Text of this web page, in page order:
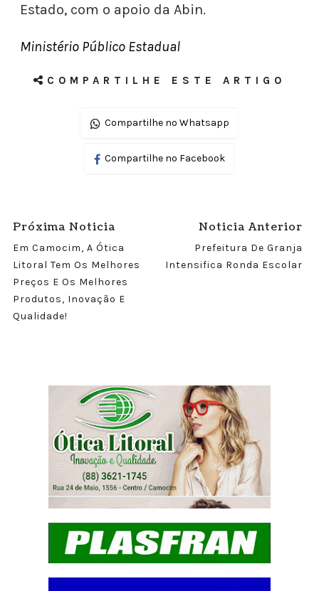
Estado, com o apoio da Abin.
Ministério Público Estadual
COMPARTILHE ESTE ARTIGO
Compartilhe no Whatsapp
Compartilhe no Facebook
Próxima Noticia
Em Camocim, A Ótica
Litoral Tem Os Melhores
Preços E Os Melhores
Produtos, Inovação E
Qualidade!
Noticia Anterior
Prefeitura De Granja
Intensifica Ronda Escolar